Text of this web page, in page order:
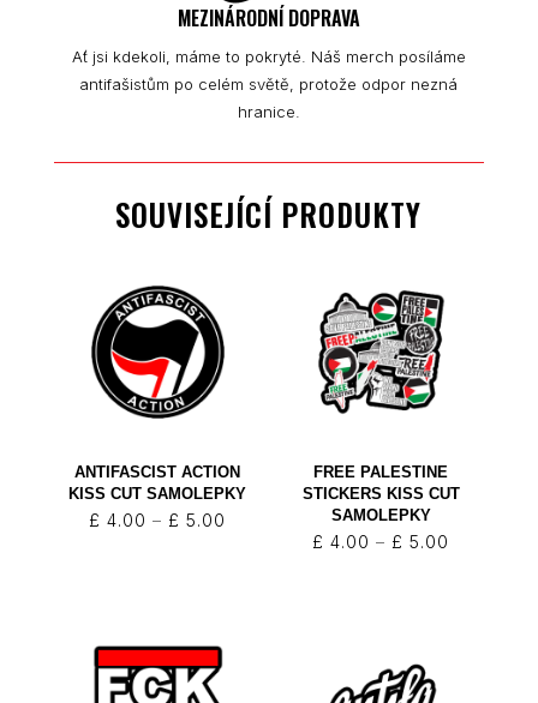
MEZINÁRODNÍ DOPRAVA
Ať jsi kdekoli, máme to pokryté. Náš merch posíláme
antifašistům po celém světě, protože odpor nezná
hranice.
SOUVISEJÍCÍ PRODUKTY
ANTIFASCIST ACTION
KISS CUT SAMOLEPKY
£ 4.00 – £ 5.00
FREE PALESTINE
STICKERS KISS CUT
SAMOLEPKY
£ 4.00 – £ 5.00